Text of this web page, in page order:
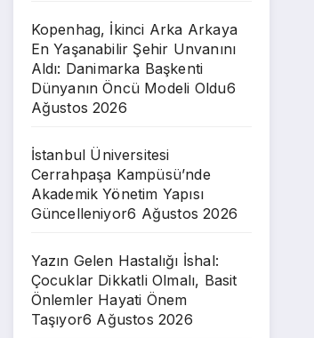
Kopenhag, İkinci Arka Arkaya
En Yaşanabilir Şehir Unvanını
Aldı: Danimarka Başkenti
Dünyanın Öncü Modeli Oldu6
Ağustos 2026
İstanbul Üniversitesi
Cerrahpaşa Kampüsü’nde
Akademik Yönetim Yapısı
Güncelleniyor6 Ağustos 2026
Yazın Gelen Hastalığı İshal:
Çocuklar Dikkatli Olmalı, Basit
Önlemler Hayati Önem
Taşıyor6 Ağustos 2026